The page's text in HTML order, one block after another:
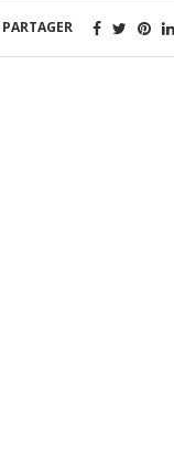
PARTAGER